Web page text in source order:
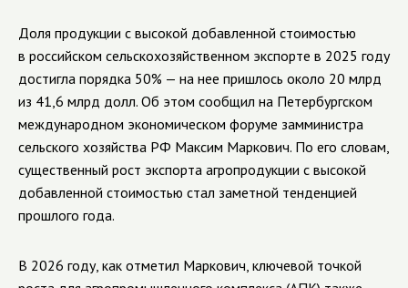
Доля продукции с высокой добавленной стоимостью
в российском сельскохозяйственном экспорте в 2025 году
достигла порядка 50% — на нее пришлось около 20 млрд
из 41,6 млрд долл. Об этом сообщил на Петербургском
международном экономическом форуме замминистра
сельского хозяйства РФ Максим Маркович. По его словам,
существенный рост экспорта агропродукции с высокой
добавленной стоимостью стал заметной тенденцией
прошлого года.
В 2026 году, как отметил Маркович, ключевой точкой